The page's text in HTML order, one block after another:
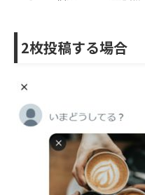
2枚投稿する場合